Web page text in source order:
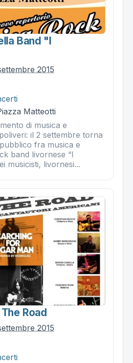
Band "i
2015
Matteotti
di musica e
il 2 settembre torna
fra musica e
band livornese “I
musicisti, livornesi...
Road
2015